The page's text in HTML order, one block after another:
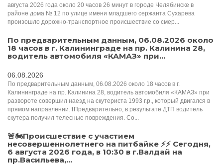
августа 2026 года около 20 часов 26 минут в городе Челябинске в
районе дома № 12 по улице имени младшего сержанта Сухарева
произошло дорожно-транспортное происшествие со смер...
По предварительным данным, 06.08.2026 около
18 часов в г. Калининграде на пр. Калинина 28,
водитель автомобиля «КАМАЗ» при...
06.08.2026
По предварительным данным, 06.08.2026 около 18 часов в г.
Калининграде на пр. Калинина 28, водитель автомобиля «КАМАЗ» при
развороте совершил наезд на скутериста 1993 г.р., который двигался в
прямом направлении. ❗️Предварительно, в результате ДТП водитель
скутера получил телесные повреждения. Со...
🚨🏍Происшествие с участием
несовершеннолетнего на питбайке ⚡️⚡️️ Сегодня,
6 августа 2026 года, в 10:30 в г.Валдай на
пр.Васильева,...